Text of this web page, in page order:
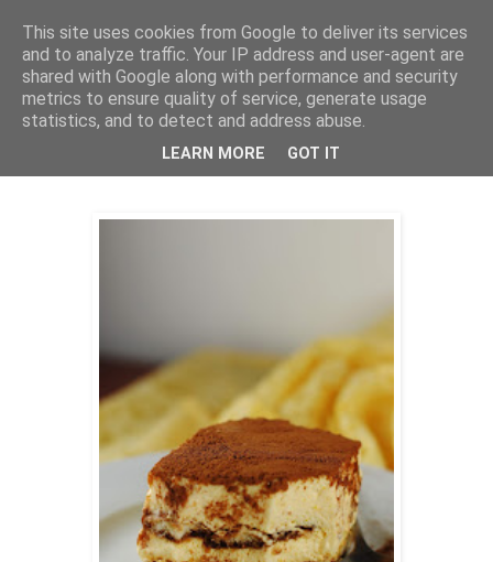
THURSDAYSCOOKING
ponedjeljak, 2. ožujka 2020.
Tiramissu sa bučom
This site uses cookies from Google to deliver its services
and to analyze traffic. Your IP address and user-agent are
shared with Google along with performance and security
metrics to ensure quality of service, generate usage
statistics, and to detect and address abuse.
LEARN MORE GOT IT